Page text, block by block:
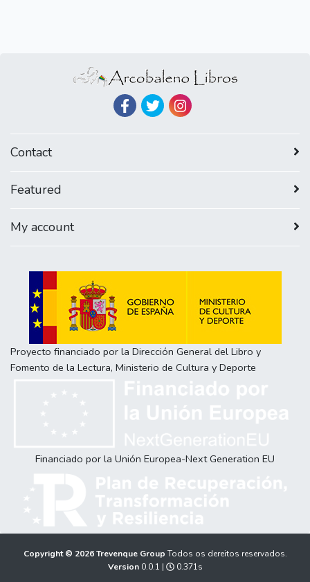
Contact
Featured
My account
Proyecto financiado por la Dirección General del Libro y
Fomento de la Lectura, Ministerio de Cultura y Deporte
Financiado por la Unión Europea-Next Generation EU
Copyright © 2026Trevenque Group Todos os dereitos reservados.
Version0.0.1 | 0.371s